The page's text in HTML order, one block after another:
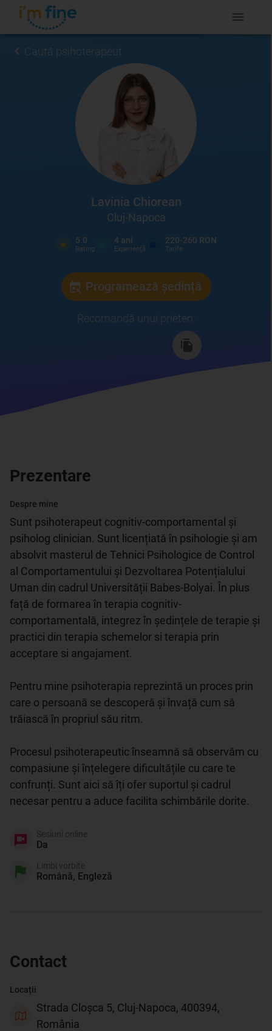
Caută psihoterapeut
Lavinia Chiorean
Cluj-Napoca
5.0
Rating
4 ani
Experienţă
220-260 RON
Tarife
Programează ședință
Recomandă unui prieten:
Prezentare
Despre mine
Sunt psihoterapeut cognitiv-comportamental și
psiholog clinician. Sunt licențiată în psihologie și am
absolvit masterul de Tehnici Psihologice de Control
al Comportamentului și Dezvoltarea Potențialului
Uman din cadrul Universității Babes-Bolyai. În plus
față de formarea în terapia cognitiv-
comportamentală, integrez în ședințele de terapie și
practici din terapia schemelor si terapia prin
acceptare si angajament.
Pentru mine psihoterapia reprezintă un proces prin
care o persoană se descoperă și învață cum să
trăiască în propriul său ritm.
Procesul psihoterapeutic înseamnă să observăm cu
compasiune și înțelegere dificultățile cu care te
confrunți. Sunt aici să îți ofer suportul și cadrul
necesar pentru a aduce facilita schimbările dorite.
Da
Sesiuni online
Română, Engleză
Limbi vorbite
Contact
Locații
Strada Cloșca 5, Cluj-Napoca, 400394,
România